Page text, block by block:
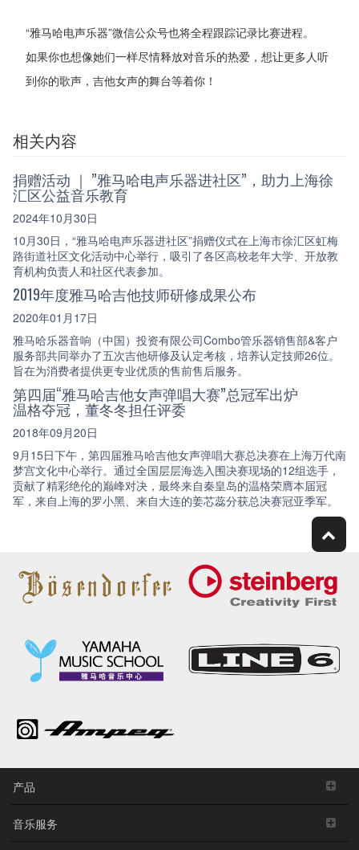
“雅马哈电声乐器”微信公众号也将全程跟踪记录比赛进程。
如果你也想像她们一样尽情释放对音乐的热爱，想让更多人听
到你的歌声，吉他女声的舞台等着你！
相关内容
捐赠活动 ｜ ”雅马哈电声乐器进社区”，助力上海徐
汇区公益音乐教育
2024年10月30日
10月30日，“雅马哈电声乐器进社区”捐赠仪式在上海市徐汇区虹梅
路街道社区文化活动中心举行，吸引了各区高校老年大学、开放教
育机构负责人和社区代表参加。
2019年度雅马哈吉他技师研修成果公布
2020年01月17日
雅马哈乐器音响（中国）投资有限公司Combo管乐器销售部&客户
服务部共同举办了五次吉他研修及认定考核，培养认定技师26位。
旨在为消费者提供更专业优质的售前售后服务。
第四届“雅马哈吉他女声弹唱大赛”总冠军出炉
温格夺冠，董冬冬担任评委
2018年09月20日
9月15日下午，第四届雅马哈吉他女声弹唱大赛总决赛在上海万代南
梦宫文化中心举行。通过全国层层海选入围决赛现场的12组选手，
贡献了精彩绝伦的巅峰对决，最终来自秦皇岛的温格荣膺本届冠
军，来自上海的罗小黑、来自大连的姜芯蕊分获总决赛冠亚季军。
产品
音乐服务